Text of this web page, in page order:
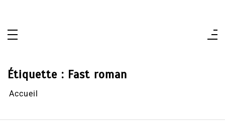
Étiquette : Fast roman
Accueil